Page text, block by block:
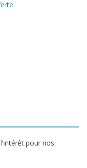
pour nos